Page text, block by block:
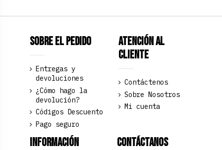
Sobre el pedido
Entregas y
devoluciones
¿Cómo hago la
devolución?
Códigos Descuento
Pago seguro
Atención al
Cliente
Contáctenos
Sobre Nosotros
Mi cuenta
Información Contáctanos